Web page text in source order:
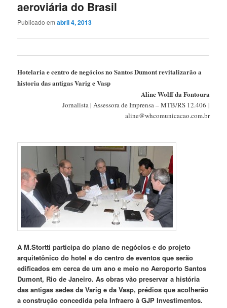
aeroviária do Brasil
Publicado emabril 4, 2013
Hotelaria e centro de negócios no Santos Dumont revitalizarão a
historia das antigas Varig e Vasp
Aline Wolff da Fontoura
Jornalista | Assessora de Imprensa – MTB/RS 12.406 |
aline@whcomunicacao.com.br
A M.Stortti participa do plano de negócios e do projeto
arquitetônico do hotel e do centro de eventos que serão
edificados em cerca de um ano e meio no Aeroporto Santos
Dumont, Rio de Janeiro. As obras vão preservar a história
das antigas sedes da Varig e da Vasp, prédios que acolherão
a construção concedida pela Infraero à GJP Investimentos.